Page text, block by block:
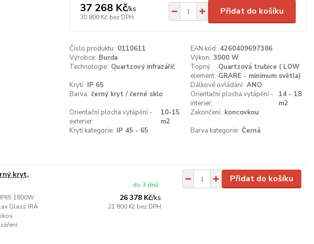
37 268 Kč/ks
30 800 Kč bez DPH
Přidat do košíku
Číslo produktu: 0110611 EAN kód: 4260409697386
Výrobce: Burda Výkon: 3000 W
Technologie: Quartzový infrazářič
Topný
element:
Quartzová trubice ( LOW
GRARE - minimum světla)
Krytí: IP 65 Dálkové ovládání: ANO
Barva: černý kryt / černé sklo
Orientační plocha vytápění -
interier:
14 - 18
m2
Orientační plocha vytápění -
exterier:
10-15
m2
Zakončení: koncovkou
Krytí kategorie: IP 45 - 65 Barva kategorie: Černá
kryt,
1800W
Glass IRA
26 378 Kč/ks
21 800 Kč bez DPH
do 3 dnů
Přidat do košíku